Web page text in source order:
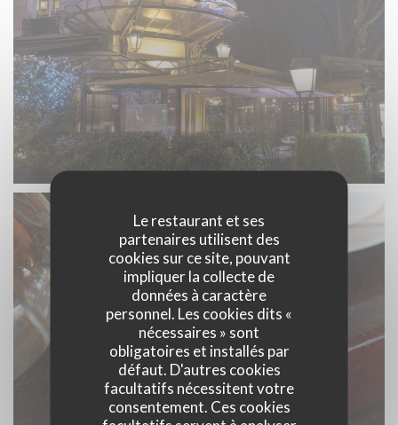
Le restaurant et ses
partenaires utilisent des
cookies sur ce site, pouvant
impliquer la collecte de
données à caractère
personnel. Les cookies dits «
nécessaires » sont
obligatoires et installés par
défaut. D'autres cookies
facultatifs nécessitent votre
consentement. Ces cookies